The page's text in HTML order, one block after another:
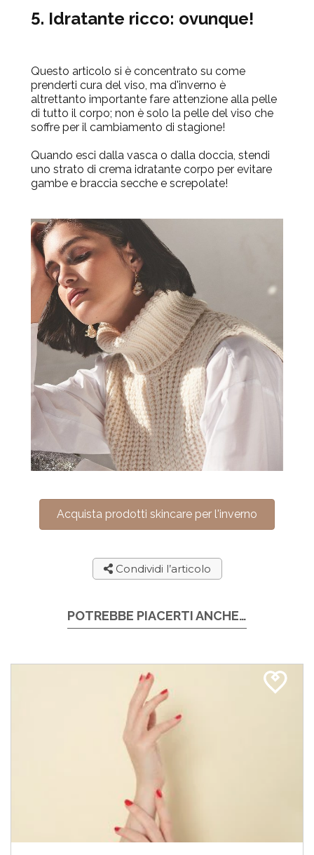
5. Idratante ricco: ovunque!
Questo articolo si è concentrato su come
prenderti cura del viso, ma d'inverno è
altrettanto importante fare attenzione alla pelle
di tutto il corpo; non è solo la pelle del viso che
soffre per il cambiamento di stagione!
Quando esci dalla vasca o dalla doccia, stendi
uno strato di crema idratante corpo per evitare
gambe e braccia secche e screpolate!
Acquista prodotti skincare per l'inverno
Condividi l’articolo
POTREBBE PIACERTI ANCHE…